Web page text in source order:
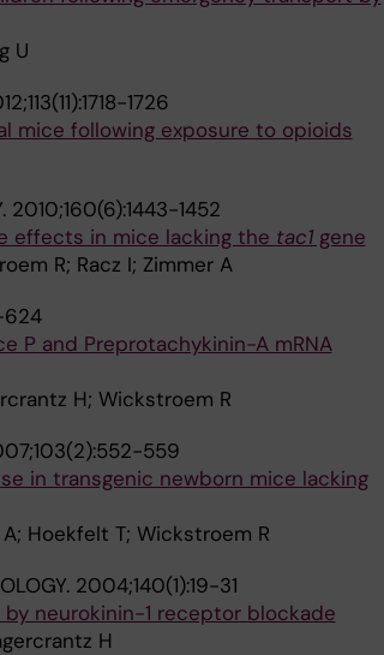
U
1726
mice following exposure to opioids
2010;160(6):1443-1452
effects in mice lacking the tac1gene
R; Racz I; Zimmer A
624
P and Preprotachykinin-A mRNA
H; Wickstroem R
559
in transgenic newborn mice lacking
Hoekfelt T; Wickstroem R
2004;140(1):19-31
neurokinin-1 receptor blockade
H